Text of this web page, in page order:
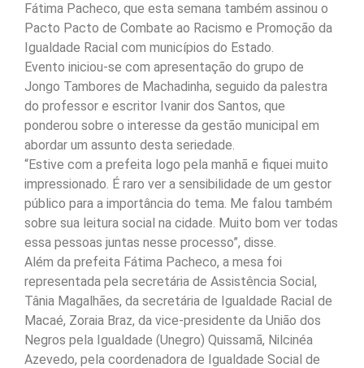
Fátima Pacheco, que esta semana também assinou o
Pacto Pacto de Combate ao Racismo e Promoção da
Igualdade Racial com municípios do Estado.
Evento iniciou-se com apresentação do grupo de
Jongo Tambores de Machadinha, seguido da palestra
do professor e escritor Ivanir dos Santos, que
ponderou sobre o interesse da gestão municipal em
abordar um assunto desta seriedade.
“Estive com a prefeita logo pela manhã e fiquei muito
impressionado. É raro ver a sensibilidade de um gestor
público para a importância do tema. Me falou também
sobre sua leitura social na cidade. Muito bom ver todas
essa pessoas juntas nesse processo”, disse.
Além da prefeita Fátima Pacheco, a mesa foi
representada pela secretária de Assistência Social,
Tânia Magalhães, da secretária de Igualdade Racial de
Macaé, Zoraia Braz, da vice-presidente da União dos
Negros pela Igualdade (Unegro) Quissamã, Nilcinéa
Azevedo, pela coordenadora de Igualdade Social de